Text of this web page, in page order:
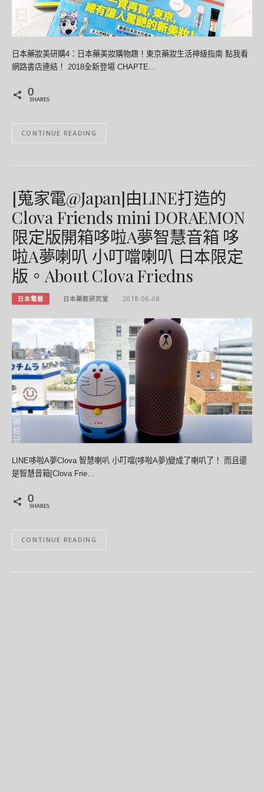
日本藥妝美研購4：日本藥美妝購物趣！東京藥妝生活神級指南 點我看
網路書店連結！ 2018全新登場 CHAPTE…
0
SHARES
CONTINUE READING
[蒐家電@Japan]由LINE打造的
Clova Friends mini DORAEMON
限定版開箱哆啦A夢智慧音箱 哆
啦A夢喇叭 小叮噹喇叭 日本限定
版。About Clova Friedns
日本電器 日本藥粧研究室 2018-06-08
LINE哆啦A夢Clova 智慧喇叭 小叮噹(哆啦A夢)變成了喇叭了！ 而且還
是智慧音箱[Clova Frie…
0
SHARES
CONTINUE READING